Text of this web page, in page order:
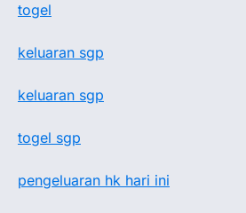
togel
keluaran sgp
keluaran sgp
togel sgp
pengeluaran hk hari ini